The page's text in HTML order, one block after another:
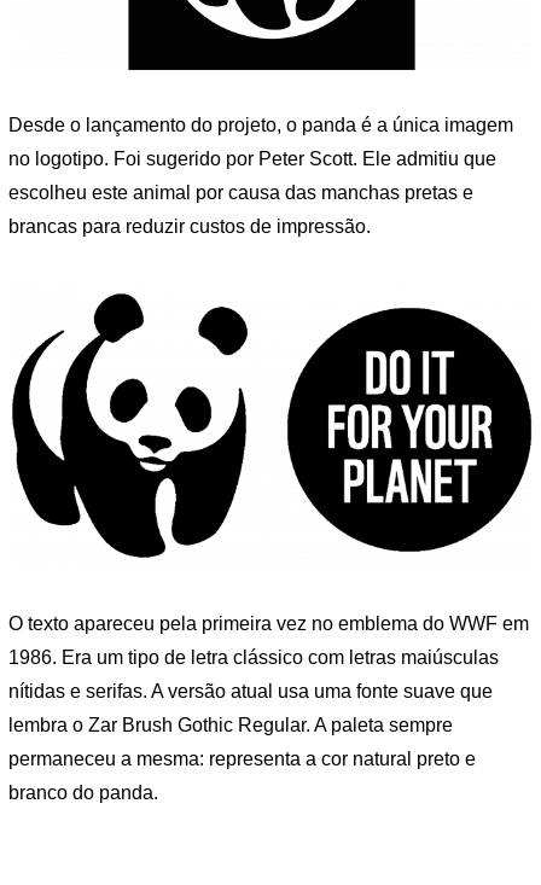
Desde o lançamento do projeto, o panda é a única imagem
no logotipo. Foi sugerido por Peter Scott. Ele admitiu que
escolheu este animal por causa das manchas pretas e
brancas para reduzir custos de impressão.
O texto apareceu pela primeira vez no emblema do WWF em
1986. Era um tipo de letra clássico com letras maiúsculas
nítidas e serifas. A versão atual usa uma fonte suave que
lembra o Zar Brush Gothic Regular. A paleta sempre
permaneceu a mesma: representa a cor natural preto e
branco do panda.